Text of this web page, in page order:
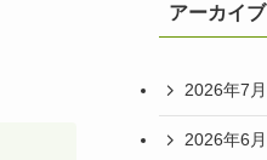
アーカイブ
2026年7月
2026年6月